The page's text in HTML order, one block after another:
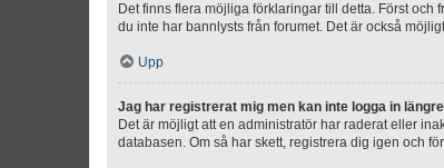
Det finns flera möjliga förklaringar till detta. Först och
du inte har bannlysts från forumet. Det är också
Upp
Jag har registrerat mig men kan inte logga in
Det är möjligt att en administratör har raderat eller
databasen. Om så har skett, registrera dig igen och